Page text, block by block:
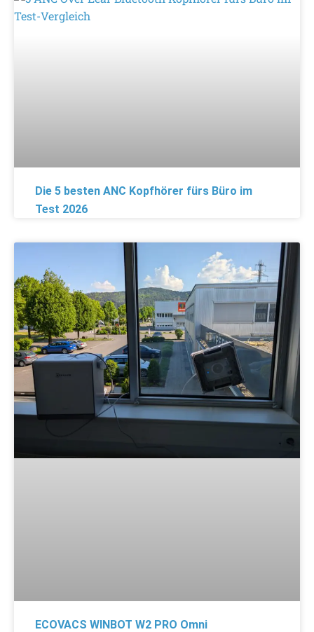
Die 5 besten ANC Kopfhörer fürs Büro im
Test 2026
ECOVACS WINBOT W2 PRO Omni